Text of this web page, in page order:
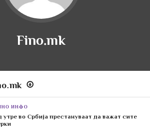
Fino.mk
ИНФО
утре во Србија престануваат да важат сите